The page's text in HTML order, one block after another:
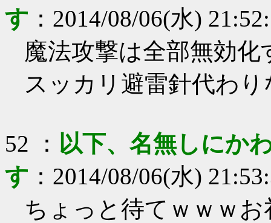
す ： 2014/08/06(水)
魔法攻撃は全部無効
スッカリ避雷針代わ
52 ： 以下、名無しにか
す ： 2014/08/06(水)
ちょっと待てｗｗｗ